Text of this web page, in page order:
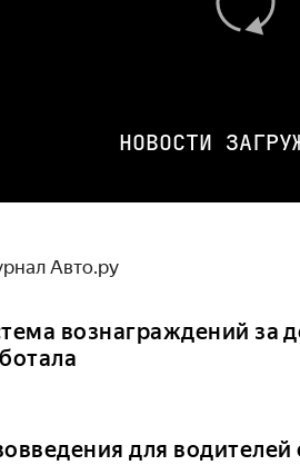
НОВОСТИ
Авто.ру
вознаграждений за
для